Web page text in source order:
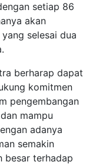
setiap 86
akan
selesai dua
berharap dapat
komitmen
pengembangan
mampu
adanya
semakin
besar terhadap